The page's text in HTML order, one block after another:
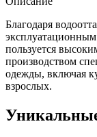
Благодаря
эксплуатационным
пользуется
производством
одежды, включая
взрослых.